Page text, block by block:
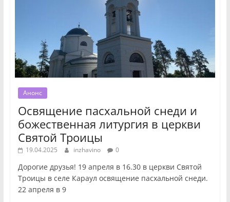
Анонс
Освящение пасхальной снеди и
божественная литургия в церкви
Святой Троицы
19.04.2025 inzhavino 0
Дорогие друзья! 19 апреля в 16.30 в церкви Святой
Троицы в селе Караул освящение пасхальной снеди.
22 апреля в 9